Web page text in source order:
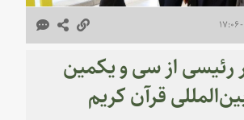
رئیسی از سی و یکمین
قرآن کریم